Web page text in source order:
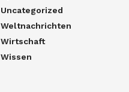
Uncategorized
Weltnachrichten
Wirtschaft
Wissen